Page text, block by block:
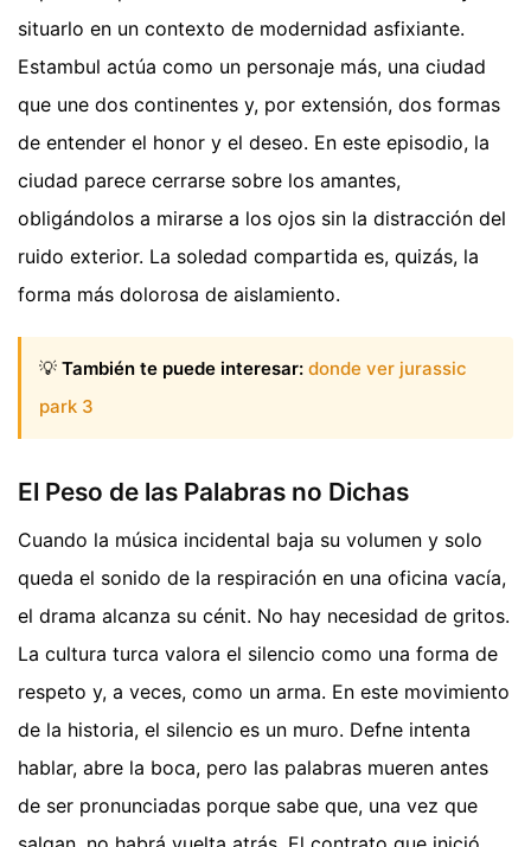
situarlo en un contexto de modernidad asfixiante.
Estambul actúa como un personaje más, una ciudad
que une dos continentes y, por extensión, dos formas
de entender el honor y el deseo. En este episodio, la
ciudad parece cerrarse sobre los amantes,
obligándolos a mirarse a los ojos sin la distracción del
ruido exterior. La soledad compartida es, quizás, la
forma más dolorosa de aislamiento.
💡 También te puede interesar: donde ver jurassic
park 3
El Peso de las Palabras no Dichas
Cuando la música incidental baja su volumen y solo
queda el sonido de la respiración en una oficina vacía,
el drama alcanza su cénit. No hay necesidad de gritos.
La cultura turca valora el silencio como una forma de
respeto y, a veces, como un arma. En este movimiento
de la historia, el silencio es un muro. Defne intenta
hablar, abre la boca, pero las palabras mueren antes
de ser pronunciadas porque sabe que, una vez que